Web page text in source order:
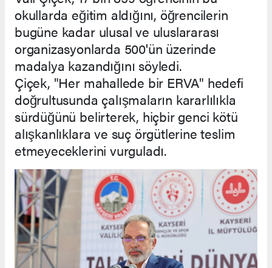
okullarda eğitim aldığını, öğrencilerin
bugüne kadar ulusal ve uluslararası
organizasyonlarda 500'ün üzerinde
madalya kazandığını söyledi.
Çiçek, "Her mahallede bir ERVA" hedefi
doğrultusunda çalışmaların kararlılıkla
sürdüğünü belirterek, hiçbir genci kötü
alışkanlıklara ve suç örgütlerine teslim
etmeyeceklerini vurguladı.